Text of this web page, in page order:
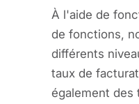
À l'aide de
de fonctions,
différents
taux de
également des